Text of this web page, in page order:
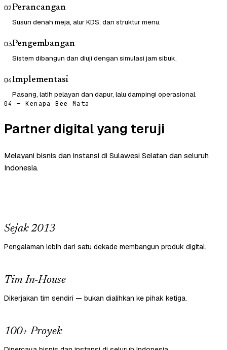
02Perancangan
Susun denah meja, alur KDS, dan struktur menu.
03Pengembangan
Sistem dibangun dan diuji dengan simulasi jam sibuk.
04Implementasi
Pasang, latih pelayan dan dapur, lalu dampingi operasional.
04 — Kenapa Bee Mata
Partner digital yang teruji
Melayani bisnis dan instansi di Sulawesi Selatan dan seluruh
Indonesia.
Sejak 2013
Pengalaman lebih dari satu dekade membangun produk digital.
Tim In-House
Dikerjakan tim sendiri — bukan dialihkan ke pihak ketiga.
100+ Proyek